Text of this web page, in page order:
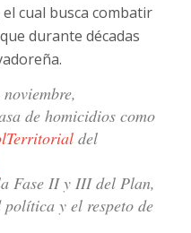
cual busca combatir
durante décadas
de homicidios como
del
Fase II y III del Plan,
y el respeto de